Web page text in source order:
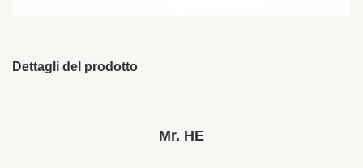
Dettagli del prodotto
Mr. HE